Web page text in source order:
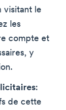
visitant le
les
compte et
y
:
de cette